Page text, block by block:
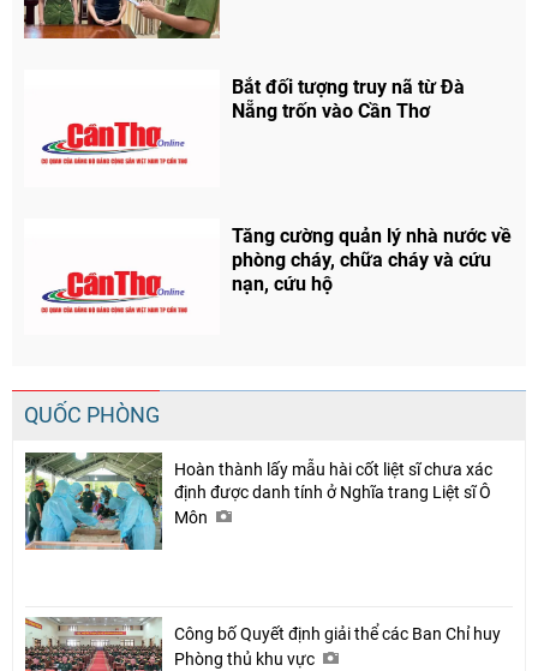
Bắt đối tượng truy nã từ Đà
Nẵng trốn vào Cần Thơ
Tăng cường quản lý nhà nước về
phòng cháy, chữa cháy và cứu
nạn, cứu hộ
QUỐC PHÒNG
Hoàn thành lấy mẫu hài cốt liệt sĩ chưa xác
định được danh tính ở Nghĩa trang Liệt sĩ Ô
Môn
Công bố Quyết định giải thể các Ban Chỉ huy
Phòng thủ khu vực